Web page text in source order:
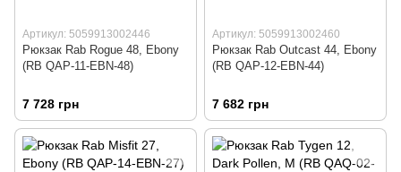
Артикул: 5059913002446
Рюкзак Rab Rogue 48, Ebony
(RB QAP-11-EBN-48)
7 728 грн
Артикул: 5059913002460
Рюкзак Rab Outcast 44, Ebony
(RB QAP-12-EBN-44)
7 682 грн